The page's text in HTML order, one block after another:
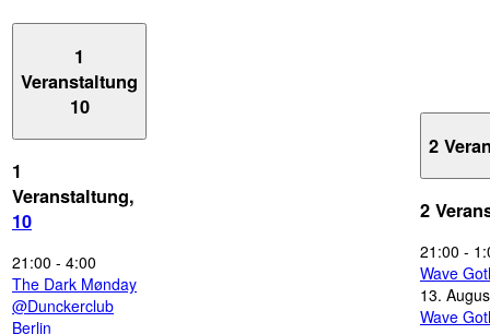
1
Veranstaltung
10
1
Veranstaltung,
10
21:00 - 4:00
The Dark Mønday
@Dunckerclub
Berlin
2
2
21:00 -
Wave
13.
Wave